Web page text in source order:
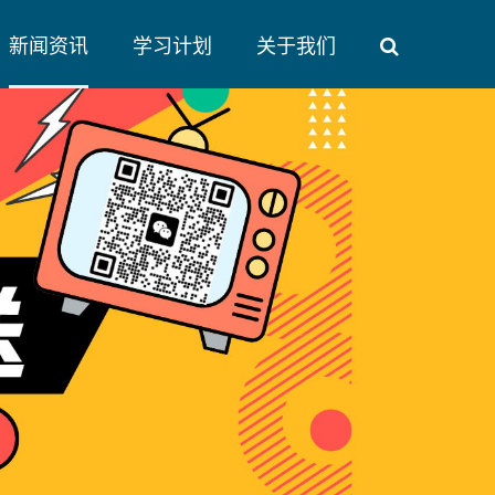
新闻资讯 学习计划 关于我们